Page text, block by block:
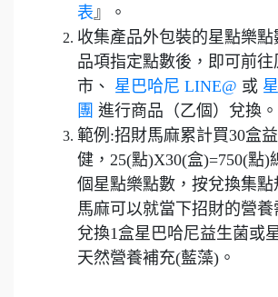
表』。
收集產品外包裝的星點樂
品項指定點數後，即可前往
市、 星巴哈尼 LINE@ 或
團 進行商品（乙個）兌換。
範例:招財馬麻累計買30盒
健，25(點)X30(盒)=750(點)
個星點樂點數，按兌換集
馬麻可以就當下招財的營
兌換1盒星巴哈尼益生菌或
天然營養補充(藍藻)。